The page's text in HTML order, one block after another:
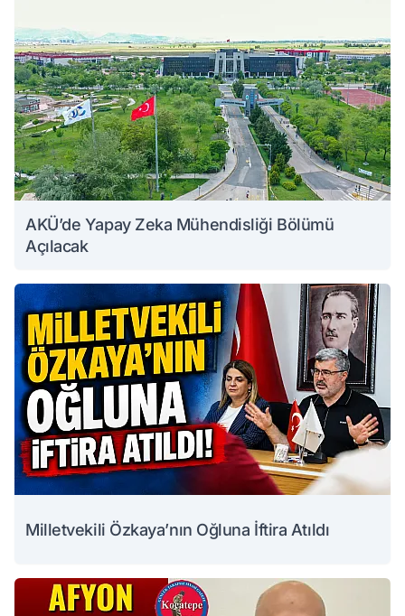
AKÜ’de Yapay Zeka Mühendisliği Bölümü
Açılacak
Milletvekili Özkaya’nın Oğluna İftira Atıldı